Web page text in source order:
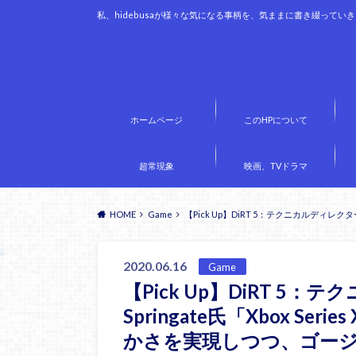
私、hidebusaが様々な気になる事柄を、気ままに書き綴ってい
ホームページ このHPについて
超常現象 映画、TVドラマ
HOME Game 【Pick Up】DiRT 5：テクニカルディレク
2020.06.16 Game
【Pick Up】DiRT 5：テ
Springate氏「Xbox
かさを実現しつつ、ゴー